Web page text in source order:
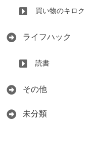
買い物のキロク
ライフハック
読書
その他
未分類